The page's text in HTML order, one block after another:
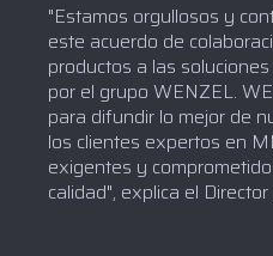
"Estamos orgullosos y
este acuerdo de
productos a las
por el grupo WENZEL.
para difundir lo mejor de
los clientes expertos en
exigentes y
calidad", explica el